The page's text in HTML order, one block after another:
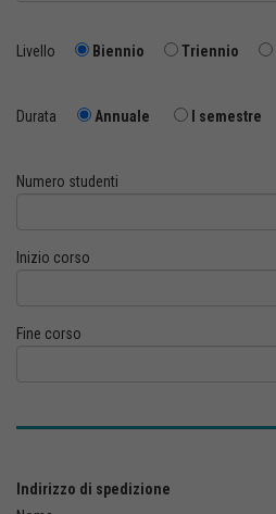
Livello Biennio Triennio
Durata Annuale I semestre
Numero studenti
Inizio corso
Fine corso
Indirizzo di spedizione